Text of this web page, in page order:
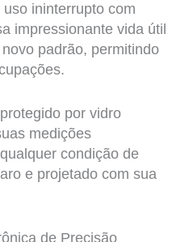
ininterrupto com
impressionante vida útil
padrão, permitindo
por vidro
medições
condição de
e projetado com sua
de Precisão